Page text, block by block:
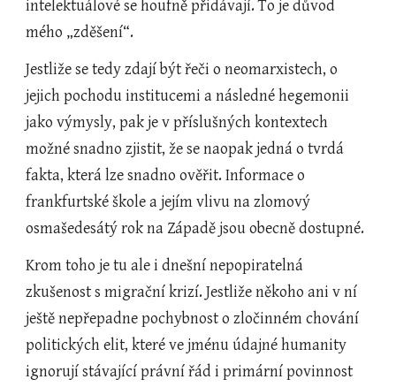
intelektuálové se houfně přidávají. To je důvod
mého „zděšení“.
Jestliže se tedy zdají být řeči o neomarxistech, o
jejich pochodu institucemi a následné hegemonii
jako výmysly, pak je v příslušných kontextech
možné snadno zjistit, že se naopak jedná o tvrdá
fakta, která lze snadno ověřit. Informace o
frankfurtské škole a jejím vlivu na zlomový
osmašedesátý rok na Západě jsou obecně dostupné.
Krom toho je tu ale i dnešní nepopiratelná
zkušenost s migrační krizí. Jestliže někoho ani v ní
ještě nepřepadne pochybnost o zločinném chování
politických elit, které ve jménu údajné humanity
ignorují stávající právní řád i primární povinnost